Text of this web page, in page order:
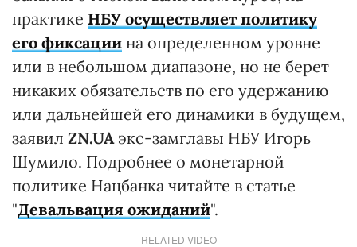
практике НБУ осуществляет политику
его фиксации на определенном уровне
или в небольшом диапазоне, но не берет
никаких обязательств по его удержанию
или дальнейшей его динамики в будущем,
заявил ZN.UAэкс-замглавы НБУ Игорь
Шумило. Подробнее о монетарной
политике Нацбанка читайте в статье
"Девальвация ожиданий".
RELATED VIDEO